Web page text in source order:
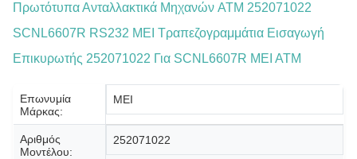
Πρωτότυπα Ανταλλακτικά Μηχανών ATM 252071022
SCNL6607R RS232 MEI Τραπεζογραμμάτια Εισαγωγή
Επικυρωτής 252071022 Για SCNL6607R MEI ATM
Επωνυμία
Μάρκας:
MEI
Αριθμός
Μοντέλου:
252071022